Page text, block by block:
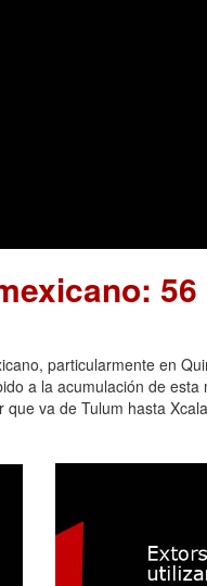
particularmente en
a la acumulación de
que va de Tulum hasta